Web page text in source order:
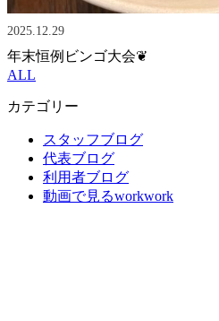
2025.12.29
年末恒例ビンゴ大会❦
ALL
カテゴリー
スタッフブログ
代表ブログ
利用者ブログ
動画で見るworkwork